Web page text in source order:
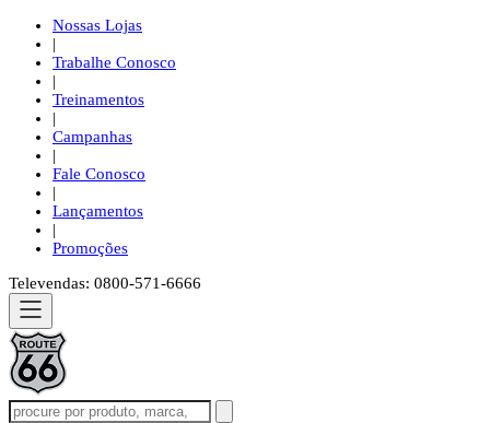
Nossas Lojas
|
Trabalhe Conosco
|
Treinamentos
|
Campanhas
|
Fale Conosco
|
Lançamentos
|
Promoções
Televendas: 0800-571-6666